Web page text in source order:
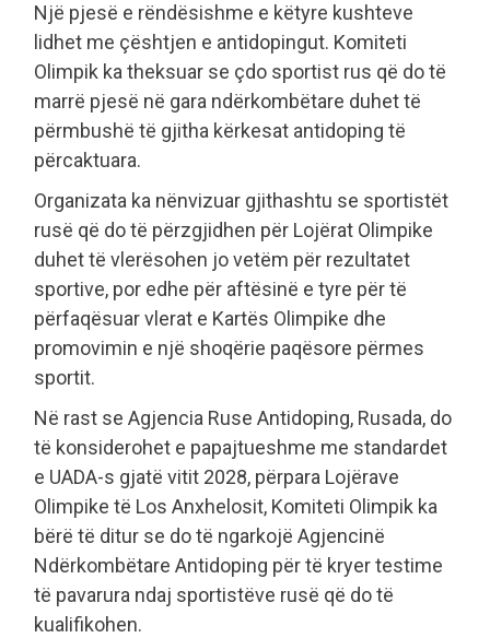
Një pjesë e rëndësishme e këtyre kushteve
lidhet me çështjen e antidopingut. Komiteti
Olimpik ka theksuar se çdo sportist rus që do të
marrë pjesë në gara ndërkombëtare duhet të
përmbushë të gjitha kërkesat antidoping të
përcaktuara.
Organizata ka nënvizuar gjithashtu se sportistët
rusë që do të përzgjidhen për Lojërat Olimpike
duhet të vlerësohen jo vetëm për rezultatet
sportive, por edhe për aftësinë e tyre për të
përfaqësuar vlerat e Kartës Olimpike dhe
promovimin e një shoqërie paqësore përmes
sportit.
Në rast se Agjencia Ruse Antidoping, Rusada, do
të konsiderohet e papajtueshme me standardet
e UADA-s gjatë vitit 2028, përpara Lojërave
Olimpike të Los Anxhelosit, Komiteti Olimpik ka
bërë të ditur se do të ngarkojë Agjencinë
Ndërkombëtare Antidoping për të kryer testime
të pavarura ndaj sportistëve rusë që do të
kualifikohen.